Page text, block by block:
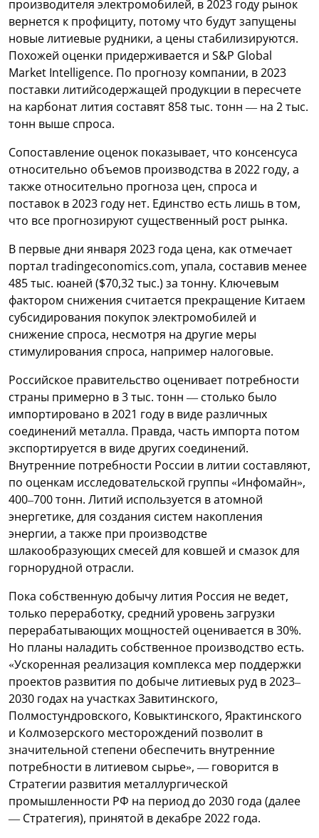
производителя электромобилей, в 2023 году рынок
вернется к профициту, потому что будут запущены
новые литиевые рудники, а цены стабилизируются.
Похожей оценки придерживается и S&P Global
Market Intelligence. По прогнозу компании, в 2023
поставки литийсодержащей продукции в пересчете
на карбонат лития составят 858 тыс. тонн — на 2 тыс.
тонн выше спроса.
Сопоставление оценок показывает, что консенсуса
относительно объемов производства в 2022 году, а
также относительно прогноза цен, спроса и
поставок в 2023 году нет. Единство есть лишь в том,
что все прогнозируют существенный рост рынка.
В первые дни января 2023 года цена, как отмечает
портал tradingeconomics.com, упала, составив менее
485 тыс. юаней ($70,32 тыс.) за тонну. Ключевым
фактором снижения считается прекращение Китаем
субсидирования покупок электромобилей и
снижение спроса, несмотря на другие меры
стимулирования спроса, например налоговые.
Российское правительство оценивает потребности
страны примерно в 3 тыс. тонн — столько было
импортировано в 2021 году в виде различных
соединений металла. Правда, часть импорта потом
экспортируется в виде других соединений.
Внутренние потребности России в литии составляют,
по оценкам исследовательской группы «Инфомайн»,
400–700 тонн. Литий используется в атомной
энергетике, для создания систем накопления
энергии, а также при производстве
шлакообразующих смесей для ковшей и смазок для
горнорудной отрасли.
Пока собственную добычу лития Россия не ведет,
только переработку, средний уровень загрузки
перерабатывающих мощностей оценивается в 30%.
Но планы наладить собственное производство есть.
«Ускоренная реализация комплекса мер поддержки
проектов развития по добыче литиевых руд в 2023–
2030 годах на участках Завитинского,
Полмостундровского, Ковыктинского, Ярактинского
и Колмозерского месторождений позволит в
значительной степени обеспечить внутренние
потребности в литиевом сырье», — говорится в
Стратегии развития металлургической
промышленности РФ на период до 2030 года (далее
— Стратегия), принятой в декабре 2022 года.